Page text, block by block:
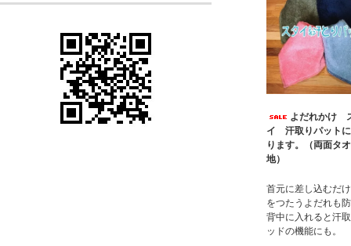
よだれかけ
イ 汗取りパット
ります。（両面タ
地）
首元に差し込むだ
をつたうよだれも
背中に入れると汗
ッドの機能にも。